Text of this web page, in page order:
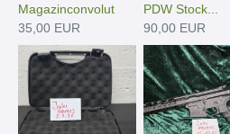
Magazinconvolut
35,00 EUR
PDW Stock...
90,00 EUR